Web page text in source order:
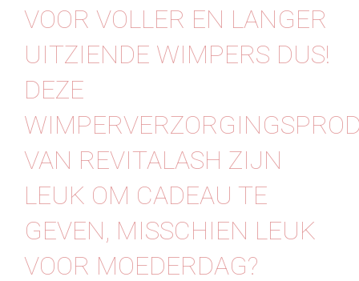
VOOR VOLLER EN LANGER
UITZIENDE WIMPERS DUS!
DEZE
VAN REVITALASH ZIJN
LEUK OM CADEAU TE
GEVEN, MISSCHIEN LEUK
VOOR MOEDERDAG?